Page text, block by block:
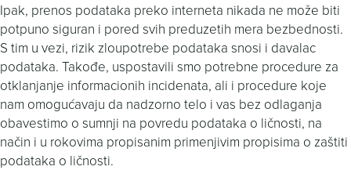
Ipak, prenos podataka preko interneta nikada ne može biti
potpuno siguran i pored svih preduzetih mera bezbednosti.
S tim u vezi, rizik zloupotrebe podataka snosi i davalac
podataka. Takođe, uspostavili smo potrebne procedure za
otklanjanje informacionih incidenata, ali i procedure koje
nam omogućavaju da nadzorno telo i vas bez odlaganja
obavestimo o sumnji na povredu podataka o ličnosti, na
način i u rokovima propisanim primenjivim propisima o zaštiti
podataka o ličnosti.